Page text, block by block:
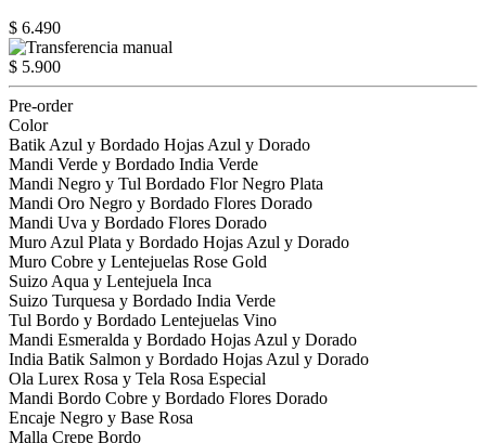
$ 6.490
$ 5.900
Pre-order
Color
Batik Azul y Bordado Hojas Azul y Dorado
Mandi Verde y Bordado India Verde
Mandi Negro y Tul Bordado Flor Negro Plata
Mandi Oro Negro y Bordado Flores Dorado
Mandi Uva y Bordado Flores Dorado
Muro Azul Plata y Bordado Hojas Azul y Dorado
Muro Cobre y Lentejuelas Rose Gold
Suizo Aqua y Lentejuela Inca
Suizo Turquesa y Bordado India Verde
Tul Bordo y Bordado Lentejuelas Vino
Mandi Esmeralda y Bordado Hojas Azul y Dorado
India Batik Salmon y Bordado Hojas Azul y Dorado
Ola Lurex Rosa y Tela Rosa Especial
Mandi Bordo Cobre y Bordado Flores Dorado
Encaje Negro y Base Rosa
Malla Crepe Bordo